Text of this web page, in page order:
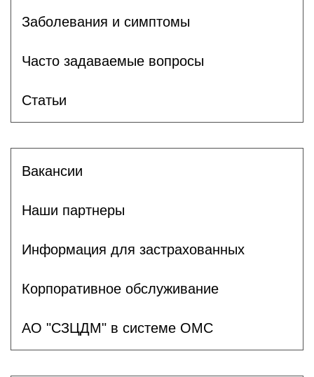
Заболевания и симптомы
Часто задаваемые вопросы
Статьи
Вакансии
Наши партнеры
Информация для застрахованных
Корпоративное обслуживание
АО "СЗЦДМ" в системе ОМС